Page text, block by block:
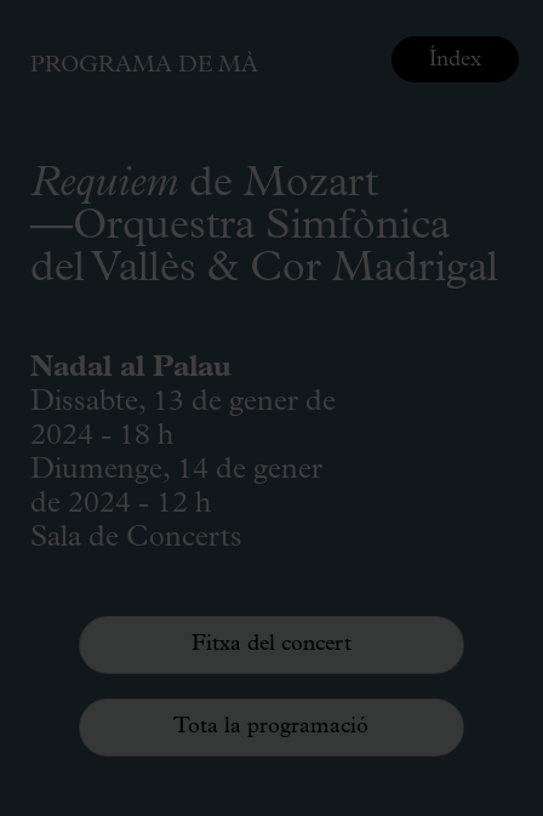
PROGRAMA DE MÀ
Requiem de Mozart
—Orquestra Simfònica
del Vallès & Cor Madrigal
Nadal al Palau
Dissabte, 13 de gener de
2024 - 18 h
Diumenge, 14 de gener
de 2024 - 12 h
Sala de Concerts
Fitxa del concert
Tota la programació
Índex